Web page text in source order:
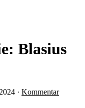
Blasius
· Kommentar